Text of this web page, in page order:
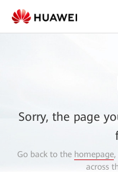
Sorry, the page
Go back to the homepage,
across